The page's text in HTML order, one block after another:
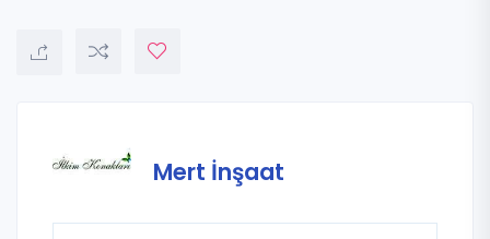
Mert İnşaat